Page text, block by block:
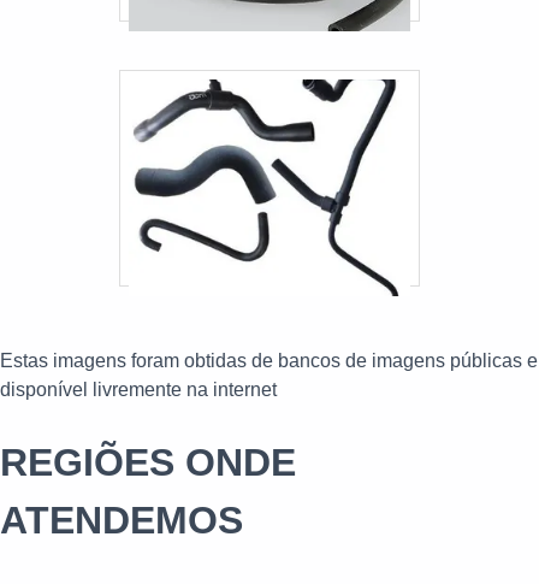
Estas imagens foram obtidas de bancos de imagens públicas e
disponível livremente na internet
REGIÕES ONDE
ATENDEMOS